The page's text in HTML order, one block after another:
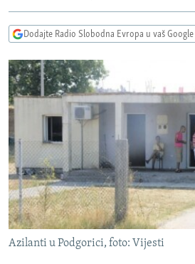
pretragu
FOTOGALERIJE
INFOGRAFIKE
PODCASTI
RAT U UKRAJINI
KINA NA BALKANU
RSE PRIČE IZ SVIJETA
ISPRIČAJ MI
DNEVNO@RSE
SPECIJALI RSE
VIŠE OD NASLOVA
GENOCID U SREBRENICI
POPLAVE I KLIZIŠTA U BIH 2024.
PRATITE NAS
Dodajte Radio Slobodna Evropa u vaš
Azilanti u Podgorici, foto: Vijesti